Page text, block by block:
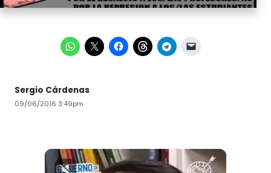
Sergio Cárdenas
09/06/2016 3:49pm